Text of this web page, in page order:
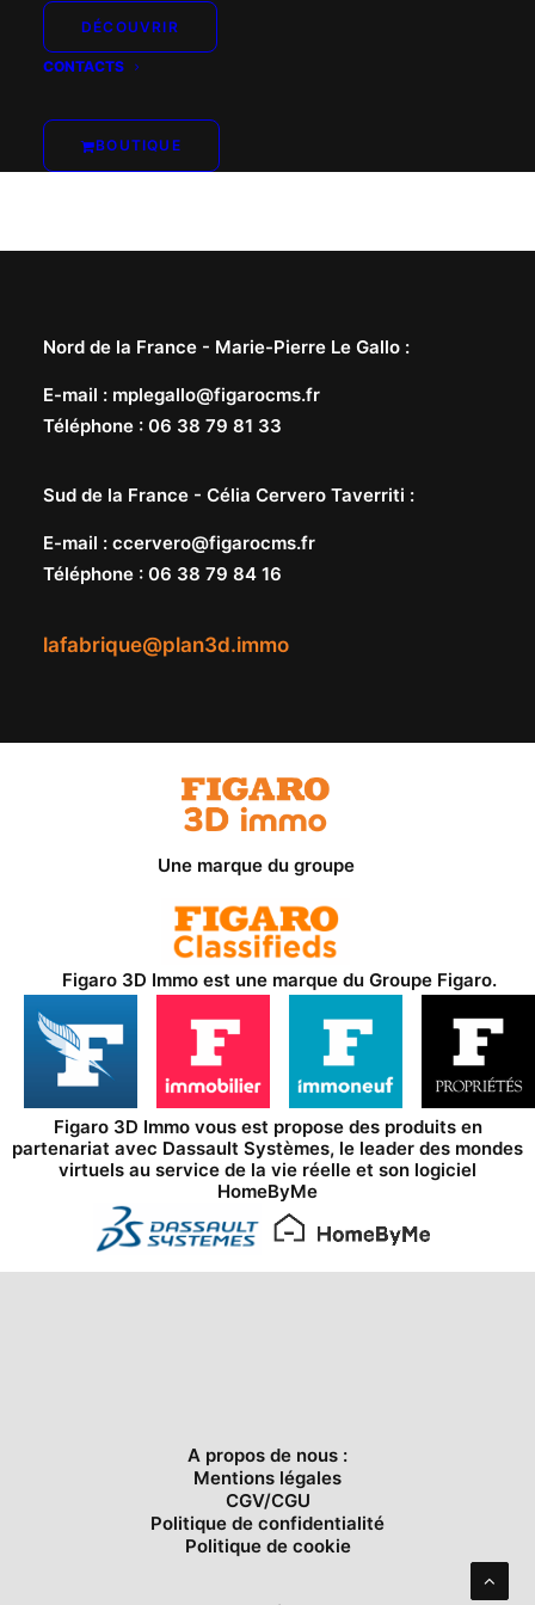
DÉCOUVRIR
CONTACTS
BOUTIQUE
lafabrique@plan3d.immo
Nord de la France - Marie-Pierre Le Gallo :
E-mail : mplegallo@figarocms.fr
Téléphone : 06 38 79 81 33
Sud de la France - Célia Cervero Taverriti :
E-mail : ccervero@figarocms.fr
Téléphone : 06 38 79 84 16
Une marque du groupe
Figaro 3D Immo est une marque du Groupe Figaro.
Figaro 3D Immo vous est propose des produits en
partenariat avec Dassault Systèmes, le leader des mondes
virtuels au service de la vie réelle et son logiciel
HomeByMe
A propos de nous :
Mentions légales
CGV/CGU
Politique de confidentialité
Politique de cookie